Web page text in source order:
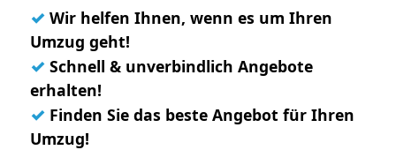
✓ Wir helfen Ihnen, wenn es um Ihren
Umzug geht!
✓ Schnell & unverbindlich Angebote
erhalten!
✓ Finden Sie das beste Angebot für Ihren
Umzug!